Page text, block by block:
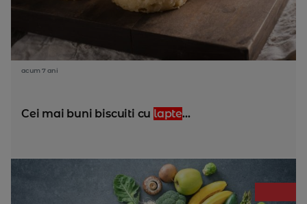
acum 7 ani
Cei mai buni biscuiti cu lapte...